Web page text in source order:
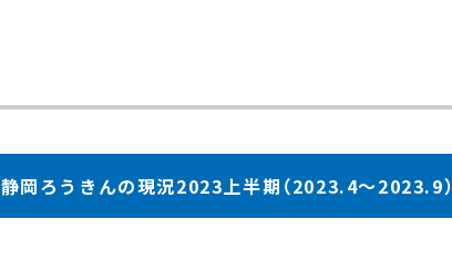
静岡ろうきんの現況2023上半期（2023.4～2023.9）